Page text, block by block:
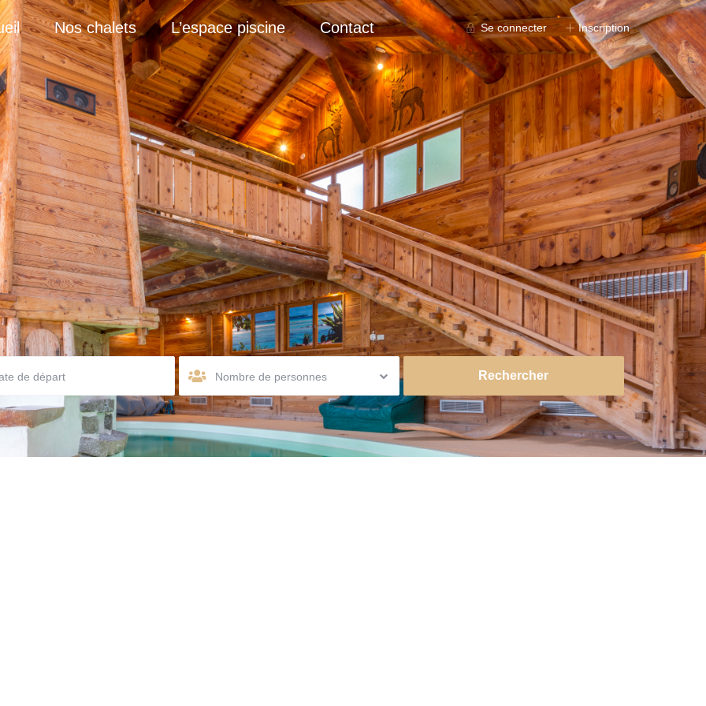
Se connecter Inscription
Nos chalets L’espace piscine Contact
Nombre de personnes